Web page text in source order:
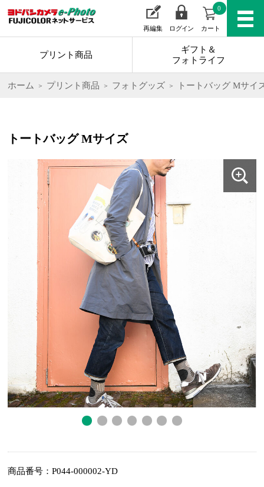
再編集 ログイン カート
0
プリント商品
ギフト＆
フォトライフ
ホーム プリント商品 フォトグッズ トートバッグ Mサイ
トートバッグ Mサイズ
商品番号 P044-000002-YD